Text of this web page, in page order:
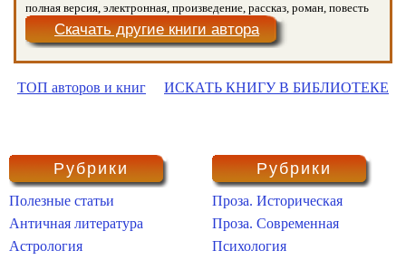
полная версия, электронная, произведение, рассказ, роман, повесть
Скачать другие книги автора
ТОП авторов и книг ИСКАТЬ КНИГУ В БИБЛИОТЕКЕ
Рубрики
Полезные статьи
Античная литература
Астрология
Рубрики
Проза. Историческая
Проза. Современная
Психология